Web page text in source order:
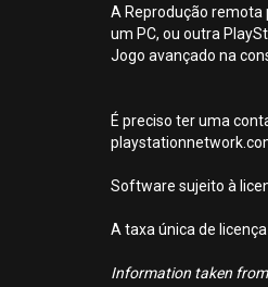
A Reprodução
um PC, ou outra
Jogo avançado na
É preciso ter uma
Software sujeito à
A taxa única de
Information taken